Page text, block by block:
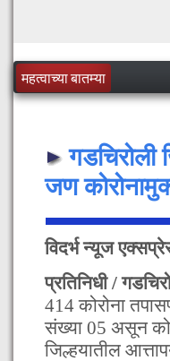
महत्वाच्या बातम्या
गडचिरोली
जण
विदर्भ न्यूज
प्रतिनिधी /
414 कोरोना
संख्या 05 असून
जिल्हयातील